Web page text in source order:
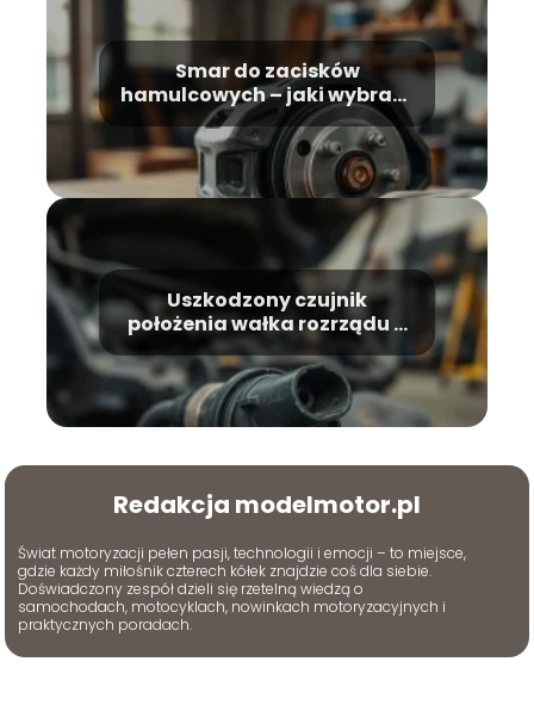
Smar do zacisków
hamulcowych – jaki wybrać i
jak stosować?
Uszkodzony czujnik
położenia wałka rozrządu –
objawy
Redakcja modelmotor.pl
Świat motoryzacji pełen pasji, technologii i emocji – to miejsce,
gdzie każdy miłośnik czterech kółek znajdzie coś dla siebie.
Doświadczony zespół dzieli się rzetelną wiedzą o
samochodach, motocyklach, nowinkach motoryzacyjnych i
praktycznych poradach.